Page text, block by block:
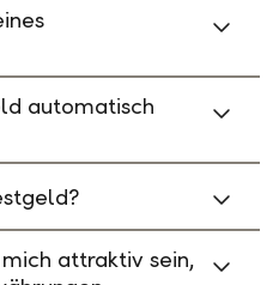
automatisch
attraktiv sein,